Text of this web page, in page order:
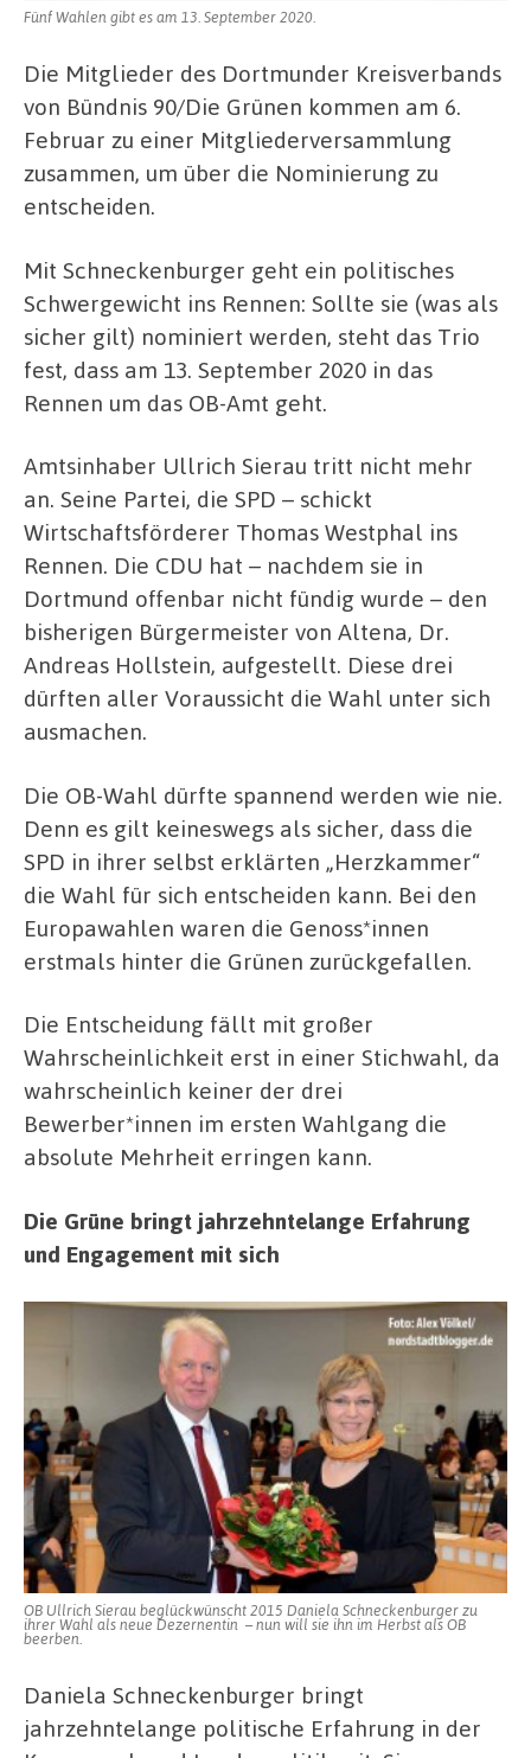
Fünf Wahlen gibt es am 13. September 2020.
Die Mitglieder des Dortmunder Kreisverbands
von Bündnis 90/Die Grünen kommen am 6.
Februar zu einer Mitgliederversammlung
zusammen, um über die Nominierung zu
entscheiden.
Mit Schneckenburger geht ein politisches
Schwergewicht ins Rennen: Sollte sie (was als
sicher gilt) nominiert werden, steht das Trio
fest, dass am 13. September 2020 in das
Rennen um das OB-Amt geht.
Amtsinhaber Ullrich Sierau tritt nicht mehr
an. Seine Partei, die SPD – schickt
Wirtschaftsförderer Thomas Westphal ins
Rennen. Die CDU hat – nachdem sie in
Dortmund offenbar nicht fündig wurde – den
bisherigen Bürgermeister von Altena, Dr.
Andreas Hollstein, aufgestellt. Diese drei
dürften aller Voraussicht die Wahl unter sich
ausmachen.
Die OB-Wahl dürfte spannend werden wie nie.
Denn es gilt keineswegs als sicher, dass die
SPD in ihrer selbst erklärten „Herzkammer“
die Wahl für sich entscheiden kann. Bei den
Europawahlen waren die Genoss*innen
erstmals hinter die Grünen zurückgefallen.
Die Entscheidung fällt mit großer
Wahrscheinlichkeit erst in einer Stichwahl, da
wahrscheinlich keiner der drei
Bewerber*innen im ersten Wahlgang die
absolute Mehrheit erringen kann.
Die Grüne bringt jahrzehntelange Erfahrung
und Engagement mit sich
OB Ullrich Sierau beglückwünscht 2015 Daniela Schneckenburger zu
ihrer Wahl als neue Dezernentin – nun will sie ihn im Herbst als OB
beerben.
Daniela Schneckenburger bringt
jahrzehntelange politische Erfahrung in der